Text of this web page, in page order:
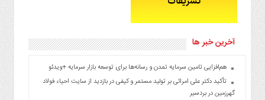
آخرین خبر ها
هم‌افزایی تامین سرمایه تمدن و رسانه‌ها برای توسعه بازار سرمایه +ویدئو
تأکید دکتر علی امرائی بر تولید مستمر و کیفی در بازدید از سایت احیاء فولاد
گهرزمین در بردسیر